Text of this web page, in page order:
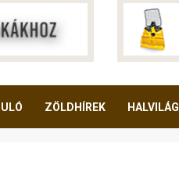
ZÖLDHÍREK HALVILÁG